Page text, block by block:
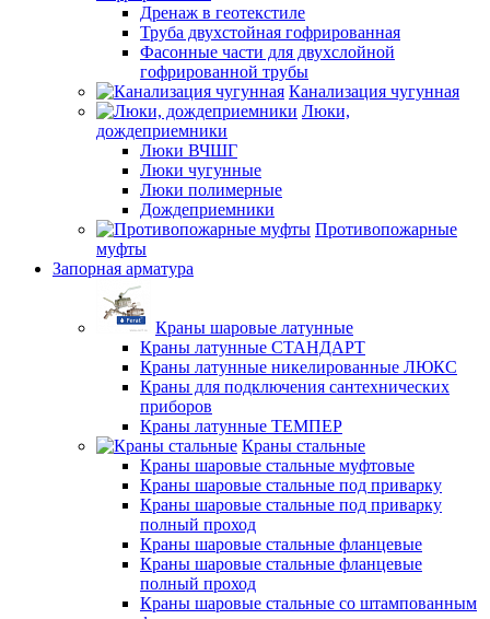
Дренаж в геотекстиле
Труба двухстойная гофрированная
Фасонные части для двухслойной
гофрированной трубы
Канализация чугунная
Люки,
дождеприемники
Люки ВЧШГ
Люки чугунные
Люки полимерные
Дождеприемники
Противопожарные
муфты
Запорная арматура
Краны шаровые латунные
Краны латунные СТАНДАРТ
Краны латунные никелированные ЛЮКС
Краны для подключения сантехнических
приборов
Краны латунные ТЕМПЕР
Краны стальные
Краны шаровые стальные муфтовые
Краны шаровые стальные под приварку
Краны шаровые стальные под приварку
полный проход
Краны шаровые стальные фланцевые
Краны шаровые стальные фланцевые
полный проход
Краны шаровые стальные со штампованным